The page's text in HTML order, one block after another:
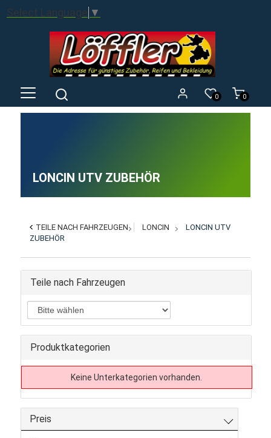
Select Language ▼
0
0
LONCIN UTV ZUBEHÖR
TEILE NACH FAHRZEUGEN LONCIN
LONCIN UTV
ZUBEHÖR
Teile nach Fahrzeugen
Produktkategorien
Keine Unterkategorien vorhanden.
Preis